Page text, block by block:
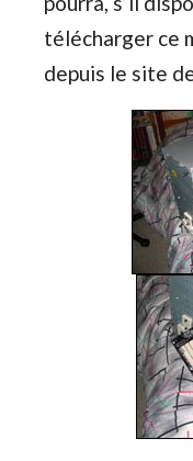
télécharger ce
depuis le site